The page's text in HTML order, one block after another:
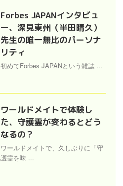
Forbes JAPANインタビュ
ー、深見東州（半田晴久）
先生の唯一無比のパーソナ
リティ
初めてForbes JAPANという雑誌 ...
ワールドメイトで体験し
た、守護霊が変わるとどう
なるの？
ワールドメイトで、久しぶりに「守
護霊を味 ...